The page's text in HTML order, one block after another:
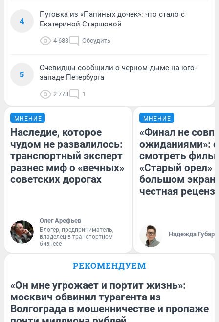
4
Пуговка из «Папиных дочек»: что стало с
Екатериной Старшовой
4 683 Обсудить
5
Очевидцы сообщили о черном дыме на юго-
западе Петербурга
2 773 1
МНЕНИЕ
Наследие, которое
чудом не развалилось:
транспортный эксперт
разнес миф о «вечных»
советских дорогах
Олег Арефьев
Блогер, предприниматель,
владелец в транспортном
бизнесе
МНЕНИЕ
«Финал не
ожиданиями»:
смотреть
«Старый орел»
большом
честная
Надежда Губарь
РЕКОМЕНДУЕМ
«Он мне угрожает и портит жизнь»:
москвич обвинил турагента из
Волгограда в мошенничестве и пропаже